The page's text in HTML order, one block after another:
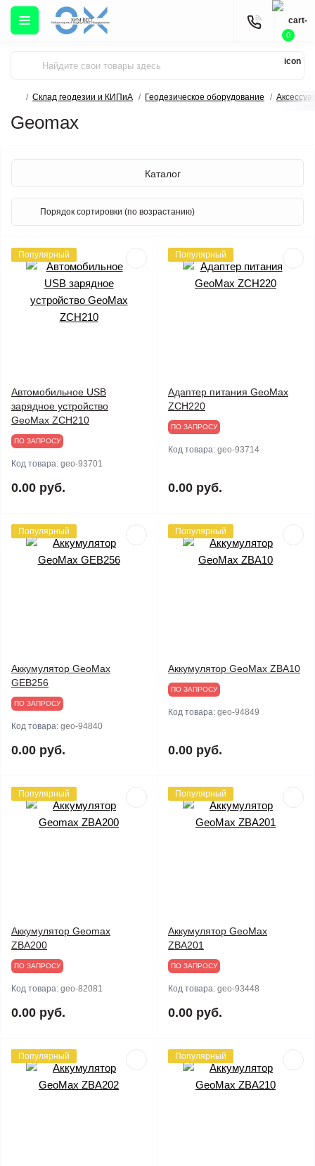
0
Склад геодезии и КИПиА Геодезическое оборудование
Geomax
Каталог
Популярный
Автомобильное USB
зарядное устройство
GeoMax ZCH210
ПО ЗАПРОСУ
Код товара: geo-93701
0.00 руб.
Популярный
Адаптер питания GeoMax
ZCH220
ПО ЗАПРОСУ
Код товара: geo-93714
0.00 руб.
Популярный
Аккумулятор GeoMax
GEB256
ПО ЗАПРОСУ
Код товара: geo-94840
0.00 руб.
Популярный
Аккумулятор GeoMax ZBA10
ПО ЗАПРОСУ
Код товара: geo-94849
0.00 руб.
Популярный
Аккумулятор Geomax
ZBA200
ПО ЗАПРОСУ
Код товара: geo-82081
0.00 руб.
Популярный
Аккумулятор GeoMax
ZBA201
ПО ЗАПРОСУ
Код товара: geo-93448
0.00 руб.
Популярный Популярный